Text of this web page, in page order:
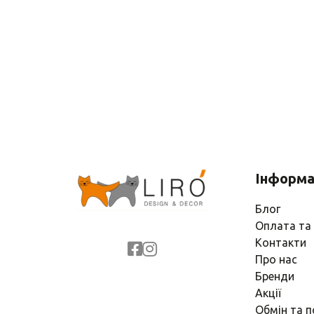
Блог
Оплата та
Контакти
Про нас
Бренди
Акції
Обмін та